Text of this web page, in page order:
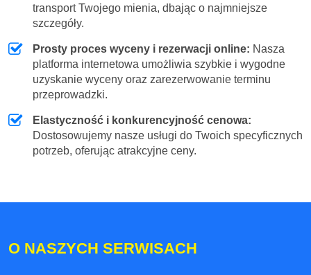
transport Twojego mienia, dbając o najmniejsze
szczegóły.
Prosty proces wyceny i rezerwacji online: Nasza
platforma internetowa umożliwia szybkie i wygodne
uzyskanie wyceny oraz zarezerwowanie terminu
przeprowadzki.
Elastyczność i konkurencyjność cenowa:
Dostosowujemy nasze usługi do Twoich specyficznych
potrzeb, oferując atrakcyjne ceny.
O NASZYCH SERWISACH